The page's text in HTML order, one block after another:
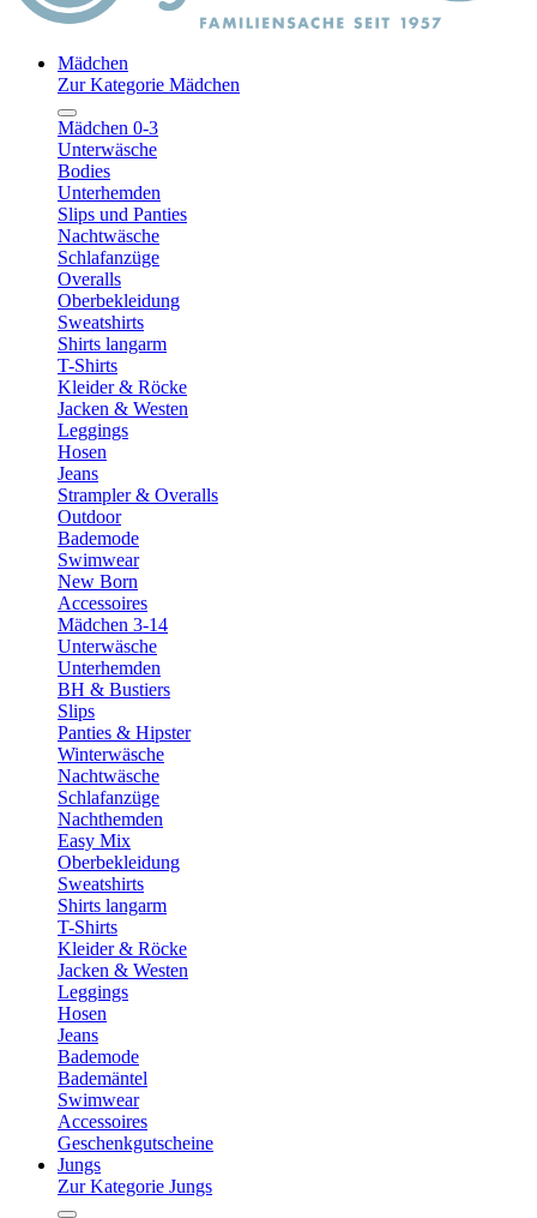
Mädchen
Zur Kategorie Mädchen
Mädchen 0-3
Unterwäsche
Bodies
Unterhemden
Slips und Panties
Nachtwäsche
Schlafanzüge
Overalls
Oberbekleidung
Sweatshirts
Shirts langarm
T-Shirts
Kleider & Röcke
Jacken & Westen
Leggings
Hosen
Jeans
Strampler & Overalls
Outdoor
Bademode
Swimwear
New Born
Accessoires
Mädchen 3-14
Unterwäsche
Unterhemden
BH & Bustiers
Slips
Panties & Hipster
Winterwäsche
Nachtwäsche
Schlafanzüge
Nachthemden
Easy Mix
Oberbekleidung
Sweatshirts
Shirts langarm
T-Shirts
Kleider & Röcke
Jacken & Westen
Leggings
Hosen
Jeans
Bademode
Bademäntel
Swimwear
Accessoires
Geschenkgutscheine
Jungs
Zur Kategorie Jungs